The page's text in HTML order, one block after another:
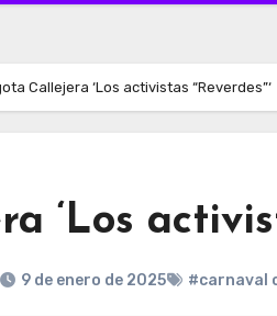
Callejera ‘Los activistas “Reverdes”‘
‘Los
9 de enero de 2025 #carnaval